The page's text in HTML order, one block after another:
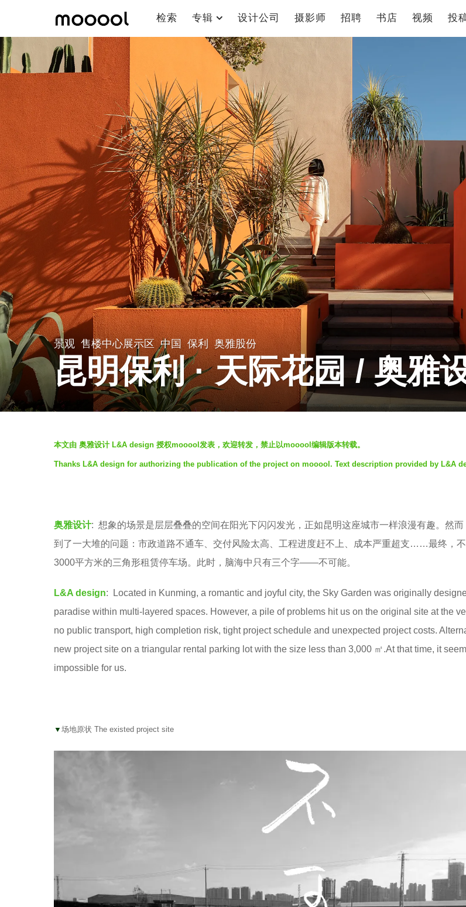
检索 专辑 设计公司 摄影师 招聘 书店 视频 投
6
年
a
g
景观 售楼中心展示区 中国 保利 奥雅股份
昆明保利 · 天际花园 / 奥雅
y
f
e
本文由 奥雅设计 L&A design 授权mooool发表，欢迎转发，禁止以mooool编辑版本转载。
Thanks L&A design for authorizing the publication of the project on mooool. Text description provided by L&A
奥雅设计: 想象的场景是层层叠叠的空间在阳光下闪闪发光，正如昆明这座城市一样浪漫有趣。然
到了一大堆的问题：市政道路不通车、交付风险太高、工程进度赶不上、成本严重超支……最终，
3000平方米的三角形租赁停车场。此时，脑海中只有三个字——不可能。
L&A design: Located in Kunming, a romantic and joyful city, the Sky Garden was originally
paradise within multi-layered spaces. However, a pile of problems hit us on the original site at the
no public transport, high completion risk, tight project schedule and unexpected project costs.
new project site on a triangular rental parking lot with the size less than 3,000 ㎡.At that time, it
impossible for us.
▼ 场地原状 The existed project site